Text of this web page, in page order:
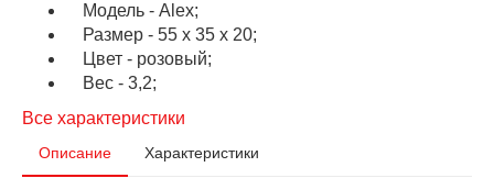
Модель - Alex;
Размер - 55 x 35 x 20;
Цвет - розовый;
Вес - 3,2;
Все характеристики
Описание Характеристики